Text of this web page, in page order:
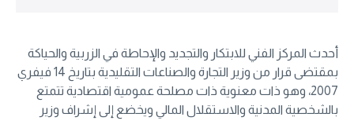
أحدث المركز الفني للابتكار والتجديد والإحاطة في الزربية والحياكة
بمقتضى قرار من وزير التجارة والصناعات التقليدية بتاريخ 14 فيفري
2007، وهو ذات معنوية ذات مصلحة عمومية اقتصادية تتمتع
بالشخصية المدنية والاستقلال المالي ويخضع إلى إشراف وزير